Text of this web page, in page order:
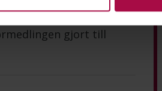
Krister Dackland
gjort till